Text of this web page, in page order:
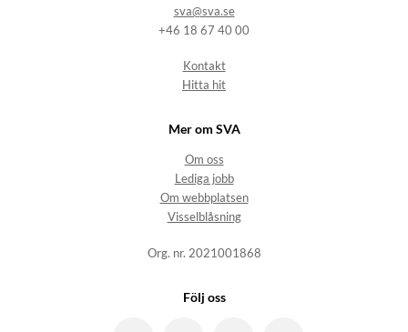
sva@sva.se
+46 18 67 40 00
Kontakt
Hitta hit
Mer om SVA
Om oss
Lediga jobb
Om webbplatsen
Visselblåsning
Org. nr. 2021001868
Följ oss